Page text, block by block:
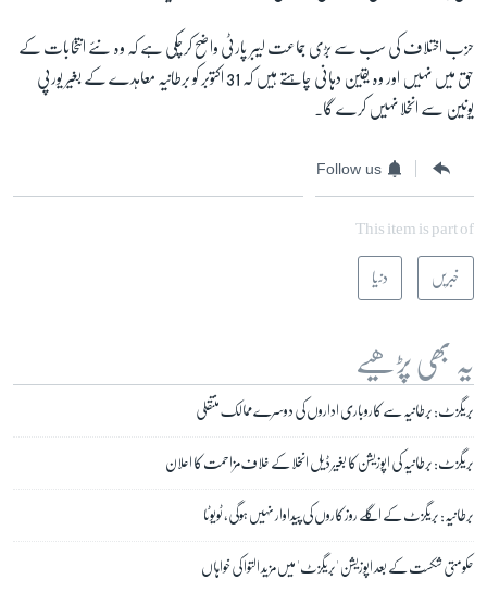
حزب اختلاف کی سب سے بڑی جماعت لیبر پارٹی واضح کرچکی ہے کہ وہ نئے انتخابات کے
حق میں نہیں اور وہ یقین دہانی چاہتے ہیں کہ 31 اکتوبر کو برطانیہ معاہدے کے بغیر یورپی
یونین سے انخلا نہیں کرے گا۔
Follow us
This item is part of
خبریں دنیا
یہ بھی پڑھیے
بریگزٹ: برطانیہ سے کاروباری اداروں کی دوسرے ممالک منتقلی
بریگزٹ: برطانیہ کی اپوزیشن کا بغیر ڈیل انخلا کے خلاف مزاحمت کا اعلان
برطانیہ: بریگزٹ کے اگلے روز کاروں کی پیداوار نہیں ہوگی, ٹویوٹا
حکومتی شکست کے بعد اپوزیشن 'بریگزٹ' میں مزید التوا کی خواہاں